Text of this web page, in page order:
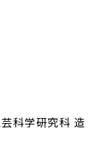
科学研究科 造